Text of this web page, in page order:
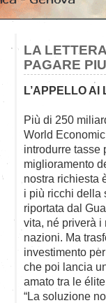
LA
PAGARE
L’APPELLO AI
Più di 250
World
introdurre tasse
miglioramento
nostra richiesta
i più ricchi della
riportata dal
vita, né priverà i
nazioni. Ma
investimento
che poi lancia
amato tra le
“La soluzione